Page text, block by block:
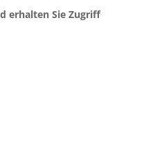
erhalten Sie Zugriff